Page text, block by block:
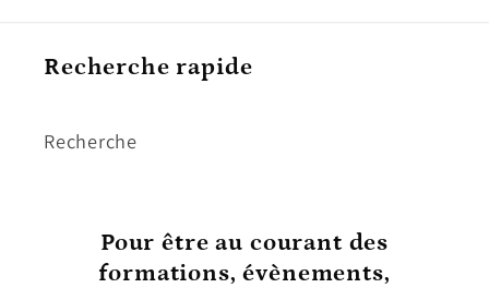
Recherche rapide
Recherche
Pour être au courant des
formations, évènements,